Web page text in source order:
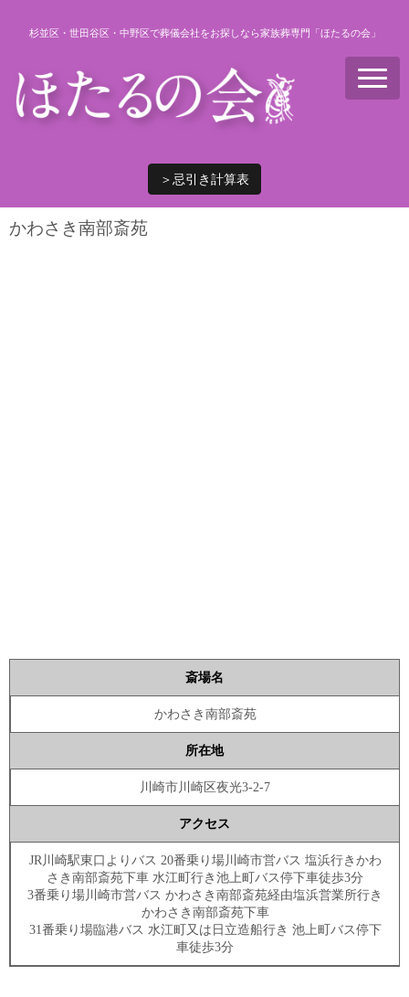
杉並区・世田谷区・中野区で葬儀会社をお探しなら家族葬専門「ほたるの会」
N
a
v
n
＞忌引き計算表
かわさき南部斎苑
斎場名
かわさき南部斎苑
所在地
川崎市川崎区夜光3-2-7
アクセス
JR川崎駅東口よりバス 20番乗り場川崎市営バス 塩浜行きかわ
さき南部斎苑下車 水江町行き池上町バス停下車徒歩3分
3番乗り場川崎市営バス かわさき南部斎苑経由塩浜営業所行き
かわさき南部斎苑下車
31番乗り場臨港バス 水江町又は日立造船行き 池上町バス停下
車徒歩3分